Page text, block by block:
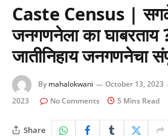
Caste Census |
जनगणनेला का घाबरताय
जातीनिहाय जनगणनेचा
By mahalokwani October 13, 2023
2023
No Comments 5 Mins Read
Share